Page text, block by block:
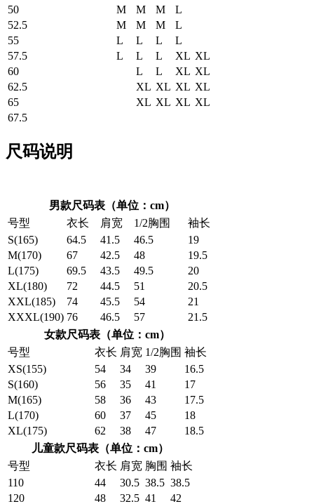
50 M M M
L
52.5
M M M
L
55
L L L
L
57.5
L L L XL XL
60
L L XL XL
62.5
XL XL XL XL
65
XL XL XL XL
67.5
尺码说明
男款尺码表（单位：cm）
号型
衣长 肩宽 1/2胸围
袖长
S(165)
64.5 41.5 46.5
19
M(170)
67 42.5 48
19.5
L(175)
69.5 43.5 49.5
20
XL(180)
72 44.5 51
20.5
XXL(185)
74 45.5 54
21
XXXL(190) 76 46.5 57
21.5
女款尺码表（单位：cm）
号型
衣长 肩宽 1/2胸围 袖长
XS(155)
54 34 39
16.5
S(160)
56 35 41
17
M(165)
58 36 43
17.5
L(170)
60 37 45
18
XL(175)
62 38 47
18.5
儿童款尺码表（单位：cm）
号型
衣长 肩宽 胸围 袖长
110
44 30.5 38.5 38.5
120
48 32.5 41
42